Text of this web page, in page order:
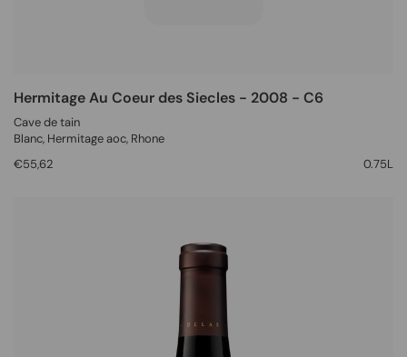
Hermitage Au Coeur des Siecles - 2008 - C6
Cave de tain
Blanc, Hermitage aoc, Rhone
€55,62
0.75L